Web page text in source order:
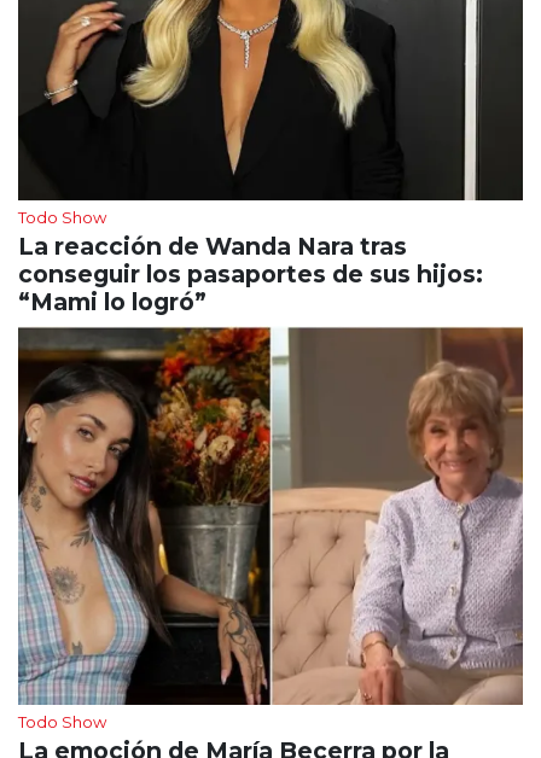
Todo Show
La reacción de Wanda Nara tras
conseguir los pasaportes de sus hijos:
“Mami lo logró”
Todo Show
La emoción de María Becerra por la